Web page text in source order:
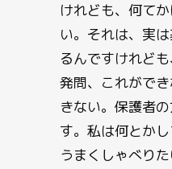
けれども、何て
い。それは、実
るんですけれども
発問、これがで
きない。保護者
す。私は何とか
うまくしゃべり